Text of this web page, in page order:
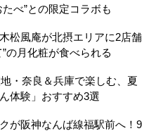
べ”との限定コラボも
松風庵が北摂エリアに2店舗
の月化粧が食べられる
・奈良＆兵庫で楽しむ、夏
体験」おすすめ3選
が阪神なんば線福駅前へ！9